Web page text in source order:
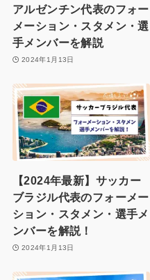
アルゼンチン代表のフォー
メーション・スタメン・選
手メンバーを解説
2024年1月13日
【2024年最新】サッカー
ブラジル代表のフォーメー
ション・スタメン・選手メ
ンバーを解説！
2024年1月13日